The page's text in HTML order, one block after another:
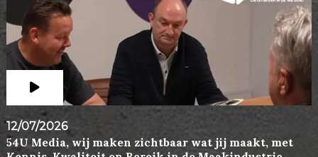
12/07/2026
54U Media, wij maken zichtbaar wat jij maakt, met